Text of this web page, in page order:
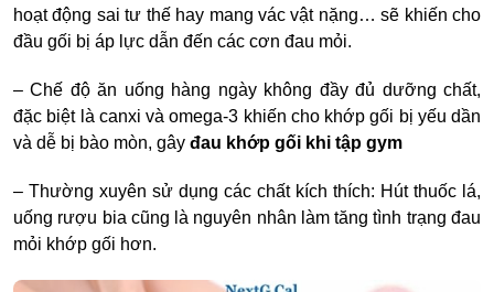
hoạt động sai tư thế hay mang vác vật nặng… sẽ khiến cho
đầu gối bị áp lực dẫn đến các cơn đau mỏi.
– Chế độ ăn uống hàng ngày không đầy đủ dưỡng chất,
đặc biệt là canxi và omega-3 khiến cho khớp gối bị yếu dần
và dễ bị bào mòn, gây đau khớp gối khi tập gym
– Thường xuyên sử dụng các chất kích thích: Hút thuốc lá,
uống rượu bia cũng là nguyên nhân làm tăng tình trạng đau
mỏi khớp gối hơn.